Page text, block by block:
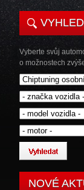
Vyberte svůj
o možnostech
NOVÉ